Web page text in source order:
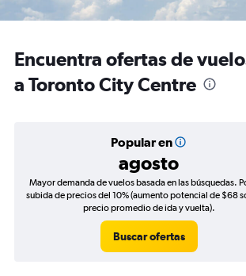
Encuentra ofertas de
a Toronto City Centre
Popular en
agosto
Mayor demanda de vuelos basada en las búsquedas.
subida de precios del 10% (aumento potencial de $68
precio promedio de ida y vuelta).
Buscar ofertas